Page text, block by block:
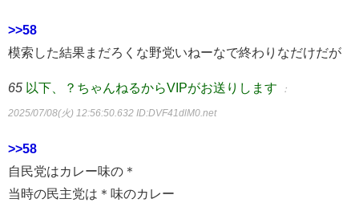
>>58
模索した結果まだろくな野党いねーなで終わりなだけだが
65 以下、？ちゃんねるからVIPがお送りします ：
2025/07/08(火) 12:56:50.632 ID:DVF41dlM0.net
>>58
自民党はカレー味の＊
当時の民主党は＊味のカレー